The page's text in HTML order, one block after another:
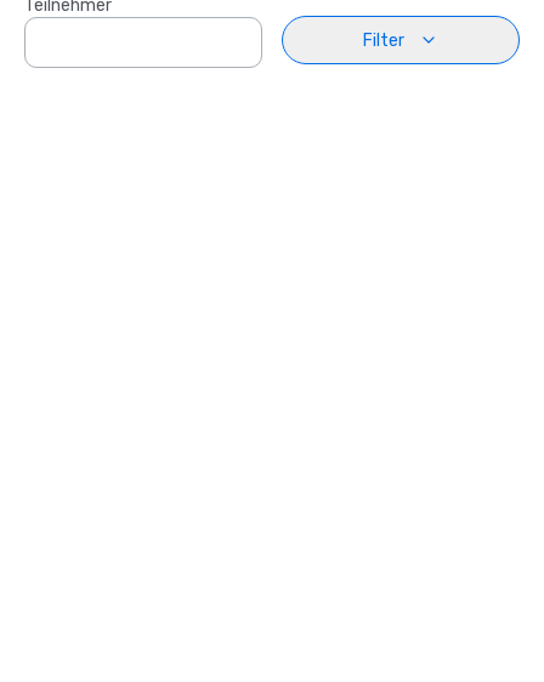
Teilnehmer
Filter